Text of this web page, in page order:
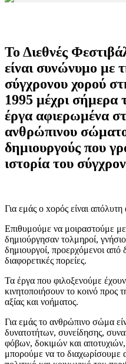
Το Διεθνές
είναι συνώνυμο με
σύγχρονου χορού
1995 μέχρι σήμερα
έργα αφιερωμένα
ανθρώπινου
δημιουργούς που
ιστορία του
Για εμάς ο xορός είναι απόλυτη
Επιθυμούμε να μοιραστούμε
δημιούργησαν τολμηροί,
δημιουργοί, προερχόμενοι από
διαφορετικές πορείες.
Τα έργα που φιλοξενούμε
κινητοποιήσουν το κοινό προς
αξίας και νοήματος.
Για εμάς το ανθρώπινο σώμα
δυνατοτήτων, συνείδησης,
φόβων, δοκιμών και
μπορούμε να το διαχωρίσουμε